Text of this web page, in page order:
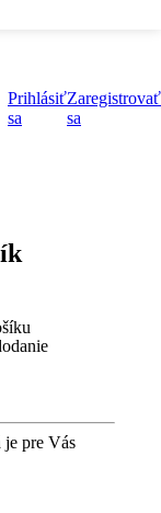
Prihlásiť
sa
Zaregistrovať
sa
cena košíku
je pre Vás